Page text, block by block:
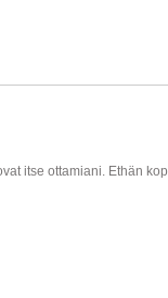
itse ottamiani. Ethän